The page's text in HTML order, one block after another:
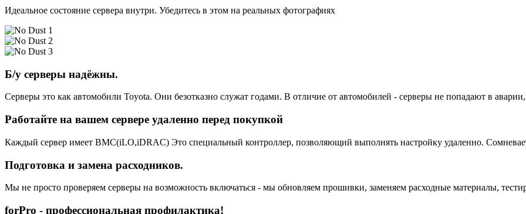
Идеальное состояние сервера внутри. Убедитесь в этом на реальных фотографиях
Б/у серверы надёжны.
Серверы это как автомобили Toyota. Они безотказно служат годами. В отличие от автомобилей - серверы не попадают в
Работайте на вашем сервере удаленно перед покупкой
Каждый сервер имеет BMC(iLO,iDRAC) Это специальный контроллер, позволяющий выполнять настройку удаленно.
Подготовка и замена расходников.
Мы не просто проверяем серверы на возможность включаться - мы обновляем прошивки, заменяем расходные материалы,
forPro - профессиональная профилактика!